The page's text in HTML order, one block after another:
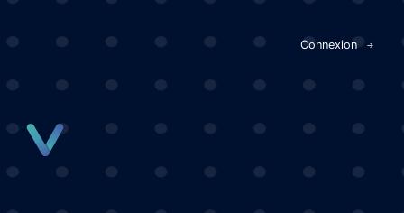
Connexion